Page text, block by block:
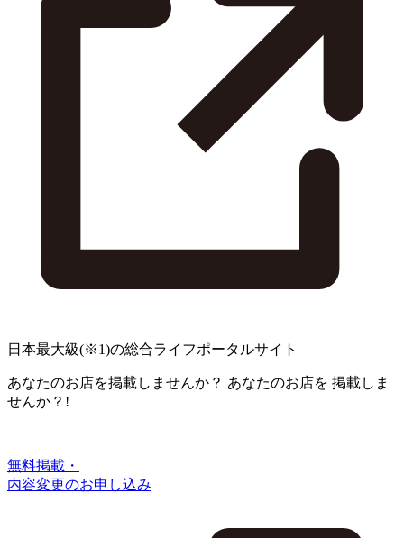
日本最大級(※1)の総合ライフポータルサイト
あなたのお店を掲載しませんか？ あなたのお店を 掲載しま
せんか？!
無料掲載・
内容変更のお申し込み